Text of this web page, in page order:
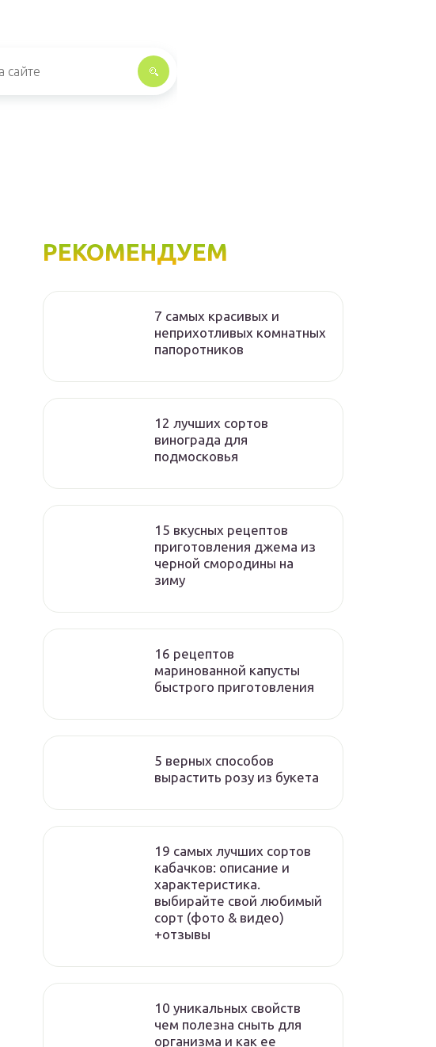
РЕКОМЕНДУЕМ
7 самых красивых и
неприхотливых комнатных
папоротников
12 лучших сортов
винограда для
подмосковья
15 вкусных рецептов
приготовления джема из
черной смородины на
зиму
16 рецептов
маринованной капусты
быстрого приготовления
5 верных способов
вырастить розу из букета
19 самых лучших сортов
кабачков: описание и
характеристика.
выбирайте свой любимый
сорт (фото & видео)
+отзывы
10 уникальных свойств
чем полезна сныть для
организма и как ее